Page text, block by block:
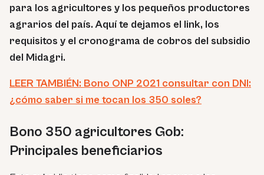
para los agricultores y los pequeños productores
agrarios del país. Aquí te dejamos el link, los
requisitos y el cronograma de cobros del subsidio
del Midagri.
LEER TAMBIÉN: Bono ONP 2021 consultar con DNI:
¿cómo saber si me tocan los 350 soles?
Bono 350 agricultores Gob:
Principales beneficiarios